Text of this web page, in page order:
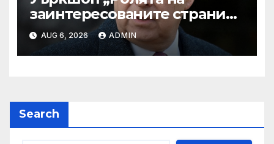
заинтересованите страни
във външното осигуряване
на качеството“
AUG 6, 2026 ADMIN
Search